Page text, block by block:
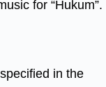
for “Hukum”.
in the